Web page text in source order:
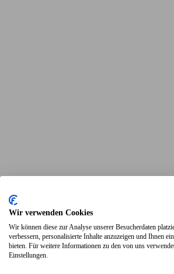
Wir verwenden Cookies
Wir können diese zur Analyse unserer Besucherdaten
verbessern, personalisierte Inhalte anzuzeigen und Ihnen
bieten. Für weitere Informationen zu den von uns
Einstellungen.